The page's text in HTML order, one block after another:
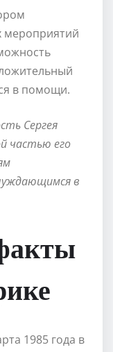
мероприятий
в помощи.
Сергея
частью его
в
1985 года в